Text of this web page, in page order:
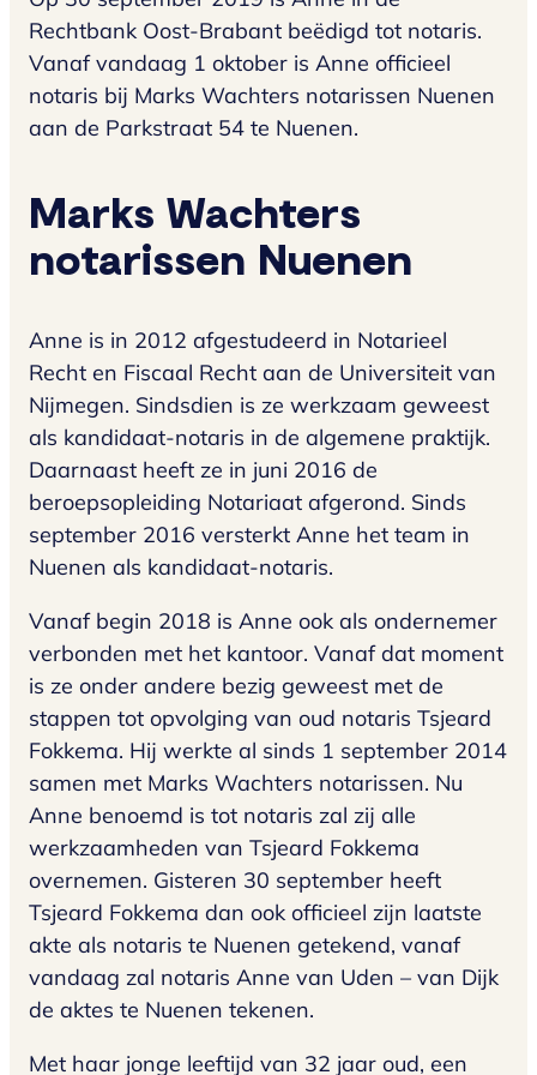
Rechtbank Oost-Brabant beëdigd tot notaris.
Vanaf vandaag 1 oktober is Anne officieel
notaris bij Marks Wachters notarissen Nuenen
aan de Parkstraat 54 te Nuenen.
Marks Wachters
notarissen Nuenen
Anne is in 2012 afgestudeerd in Notarieel
Recht en Fiscaal Recht aan de Universiteit van
Nijmegen. Sindsdien is ze werkzaam geweest
als kandidaat-notaris in de algemene praktijk.
Daarnaast heeft ze in juni 2016 de
beroepsopleiding Notariaat afgerond. Sinds
september 2016 versterkt Anne het team in
Nuenen als kandidaat-notaris.
Vanaf begin 2018 is Anne ook als ondernemer
verbonden met het kantoor. Vanaf dat moment
is ze onder andere bezig geweest met de
stappen tot opvolging van oud notaris Tsjeard
Fokkema. Hij werkte al sinds 1 september 2014
samen met Marks Wachters notarissen. Nu
Anne benoemd is tot notaris zal zij alle
werkzaamheden van Tsjeard Fokkema
overnemen. Gisteren 30 september heeft
Tsjeard Fokkema dan ook officieel zijn laatste
akte als notaris te Nuenen getekend, vanaf
vandaag zal notaris Anne van Uden – van Dijk
de aktes te Nuenen tekenen.
Met haar jonge leeftijd van 32 jaar oud, een